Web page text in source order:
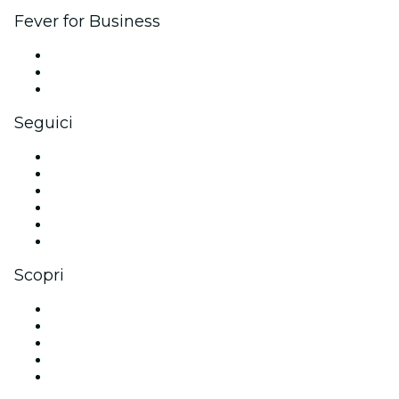
Fever for Business
Seguici
Scopri